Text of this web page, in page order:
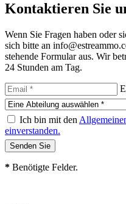
Kontaktieren Sie
Wenn Sie Fragen haben oder
sich bitte an
stehende Formular aus. Wir
24 Stunden am Tag.
Ich bin mit den
einverstanden.
* Benötigte Felder.